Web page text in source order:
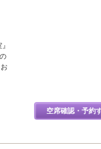
空席確認・予約